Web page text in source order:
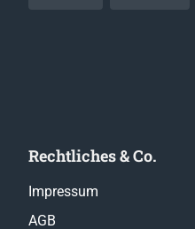
Rechtliches & Co.
Impressum
AGB